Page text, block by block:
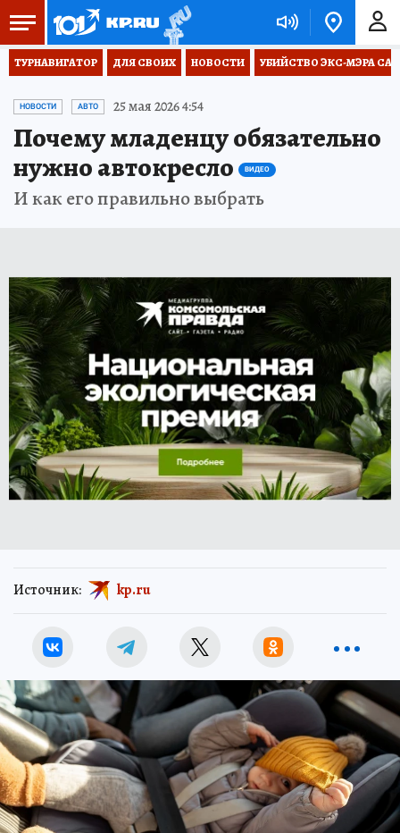
ТУРНАВИГАТОР ДЛЯ СВОИХ НОВОСТИ УБИЙСТВО ЭКС-МЭРА
НОВОСТИ АВТО 25 мая 2026 4:54
Почему младенцу обязательно
нужно автокресло
ВИДЕО
И как его правильно выбрать
Источник: kp.ru